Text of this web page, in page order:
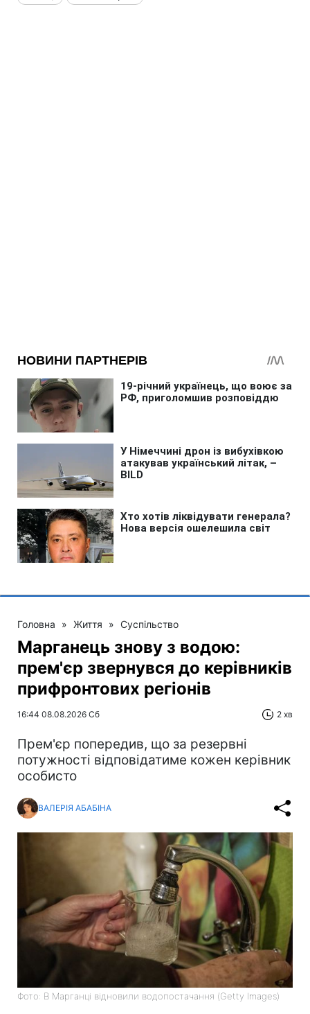
Головна » Життя » Суспільство
Марганець знову з водою:
прем'єр звернувся до керівників
прифронтових регіонів
16:44 08.08.2026 Сб 2 хв
Прем'єр попередив, що за резервні
потужності відповідатиме кожен керівник
особисто
ВАЛЕРІЯ АБАБІНА
Фото: В Марганці відновили водопостачання (Getty Images)